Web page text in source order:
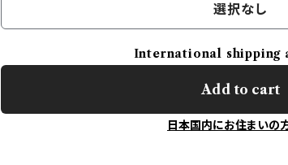
選択なし
International shipping
Add to cart
日本国内にお住まいの